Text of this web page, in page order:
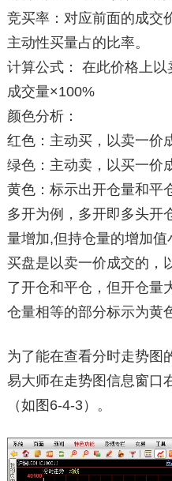
竞买率：对应前面的成交
主动性买量占的比率。
计算公式： 在此价格上
成交量×100%
颜色分析：
红色：主动买，以卖一价
绿色：主动卖，以买一价
黄色：标示出开仓量和平
多开为例，多开即多头开
量增加,但持仓量的增加
买盘是以卖一价成交的，
了开仓和平仓，但开仓量
仓量相等的部分标示为黄
为了能在查看分时走势图
易大师在走势图信息窗口
（如图6-4-3）。